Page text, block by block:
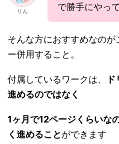
りん
で勝手にやっ
そんな方におすすめなの
ー併用すること。
付属しているワークは、
進めるのではなく
1ヶ月で12ページくらいな
く進めることができます